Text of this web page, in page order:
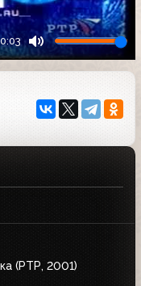
(РТР, 2001)